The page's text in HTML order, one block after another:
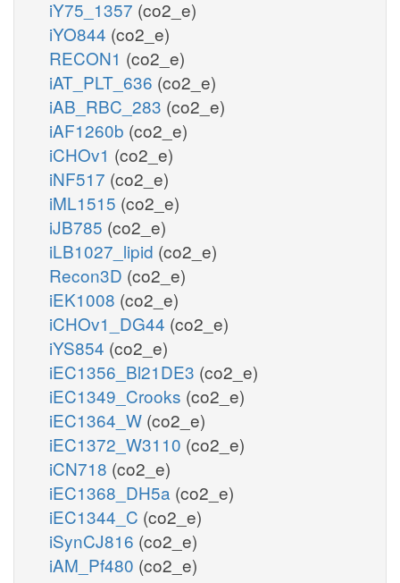
iY75_1357 (co2_e)
iYO844 (co2_e)
RECON1 (co2_e)
iAT_PLT_636 (co2_e)
iAB_RBC_283 (co2_e)
iAF1260b (co2_e)
iCHOv1 (co2_e)
iNF517 (co2_e)
iML1515 (co2_e)
iJB785 (co2_e)
iLB1027_lipid (co2_e)
Recon3D (co2_e)
iEK1008 (co2_e)
iCHOv1_DG44 (co2_e)
iYS854 (co2_e)
iEC1356_Bl21DE3 (co2_e)
iEC1349_Crooks (co2_e)
iEC1364_W (co2_e)
iEC1372_W3110 (co2_e)
iCN718 (co2_e)
iEC1368_DH5a (co2_e)
iEC1344_C (co2_e)
iSynCJ816 (co2_e)
iAM_Pf480 (co2_e)